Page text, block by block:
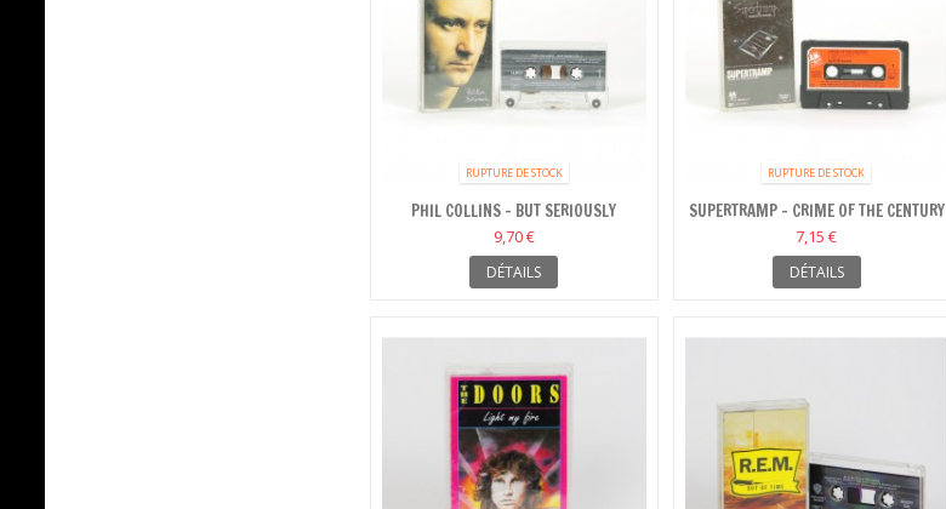
RUPTURE DE STOCK
PHIL COLLINS - BUT SERIOUSLY
9,70 €
DÉTAILS
RUPTURE DE STOCK
SUPERTRAMP - CRIME OF THE CENTURY
7,15 €
DÉTAILS